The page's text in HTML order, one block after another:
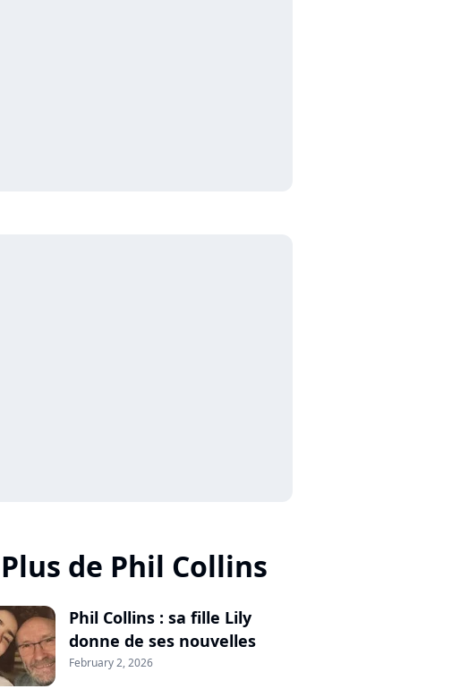
Plus de Phil Collins
Phil Collins : sa fille Lily
donne de ses nouvelles
February 2, 2026